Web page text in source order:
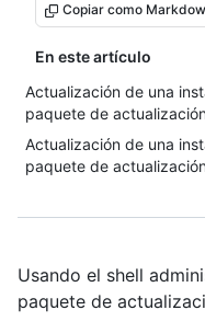
Copiar como
En este artículo
Actualización de una
paquete de
Actualización de una
paquete de
Usando el shell
paquete de